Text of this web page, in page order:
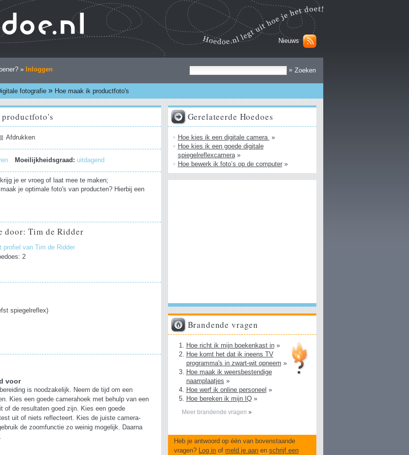
Nieuws
»
» Inloggen
fotografie » Hoe maak ik productfoto's
Afdrukken
Moeilijkheidsgraad: uitdagend
je er vroeg of laat mee te maken;
je optimale foto's van producten? Hierbij een
door: Tim de Ridder
profiel van Tim de Ridder
2
spiegelreflex)
voor
is noodzakelijk. Neem de tijd om een
Kies een goede camerahoek met behulp van een
of de resultaten goed zijn. Kies een goede
uit of niets reflecteert. Kies de juiste camera-
de zoomfunctie zo weinig mogelijk. Daarna
Gerelateerde Hoedoes
Hoe kies ik een digitale camera »
Hoe kies ik een goede digitale
spiegelreflexcamera»
Hoe bewerk ik foto’s op de computer»
Brandende vragen
Hoe richt ik mijn boekenkast in»
Hoe komt het dat ik ineens TV
programma's in zwart-wit opneem »
Hoe maak ik weersbestendige
naamplaatjes »
Hoe werf ik online personeel »
Hoe bereken ik mijn IQ»
Meer brandende vragen »
Heb je antwoord op één van bovenstaande
vragen?
Log in of meld je aan enschrijf een